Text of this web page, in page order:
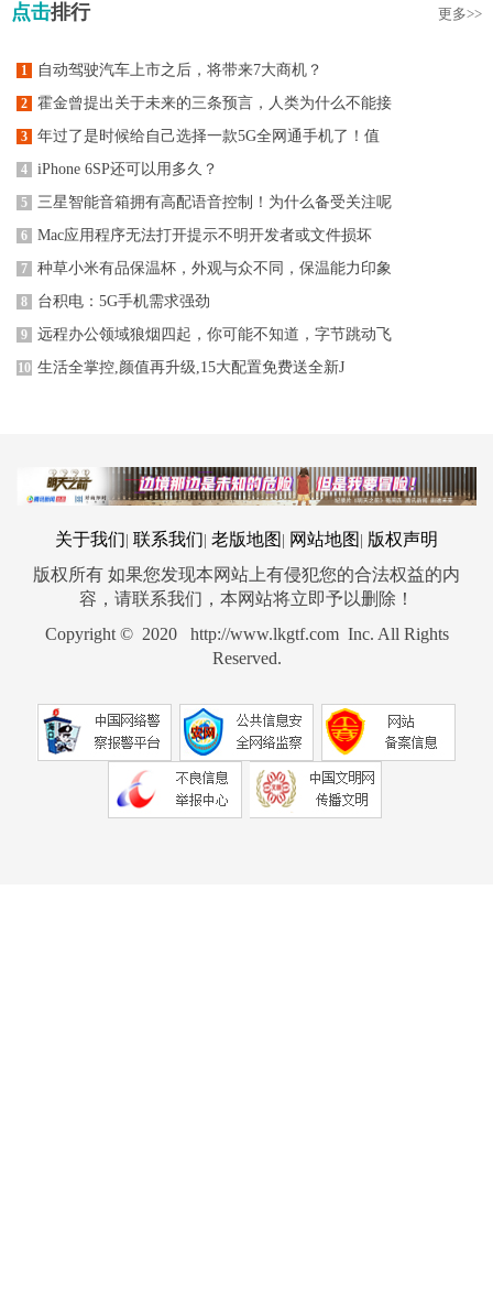
点击排行 更多>>
1 自动驾驶汽车上市之后，将带来7大商机？
2 霍金曾提出关于未来的三条预言，人类为什么不能接
3 年过了是时候给自己选择一款5G全网通手机了！值
4 iPhone 6SP还可以用多久？
5 三星智能音箱拥有高配语音控制！为什么备受关注呢
6 Mac应用程序无法打开提示不明开发者或文件损坏
7 种草小米有品保温杯，外观与众不同，保温能力印象
8 台积电：5G手机需求强劲
9 远程办公领域狼烟四起，你可能不知道，字节跳动飞
10 生活全掌控,颜值再升级,15大配置免费送全新J
关于我们| 联系我们| 老版地图 | 网站地图 | 版权声明
版权所有 如果您发现本网站上有侵犯您的合法权益的内
容，请联系我们，本网站将立即予以删除！
Copyright © 2020 http://www.lkgtf.com Inc. All Rights
Reserved.